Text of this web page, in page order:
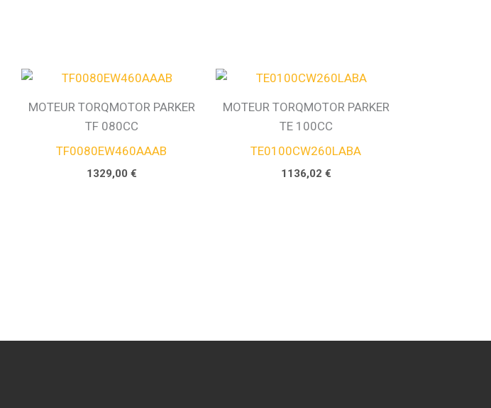
MOTEUR TORQMOTOR PARKER
TF 080CC
TF0080EW460AAAB
1329,00 €
MOTEUR TORQMOTOR PARKER
TE 100CC
TE0100CW260LABA
1136,02 €